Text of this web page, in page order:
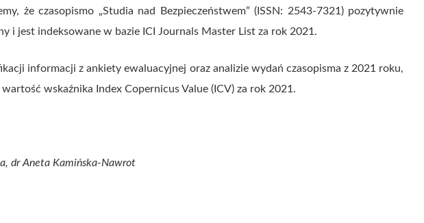
że czasopismo „Studia nad Bezpieczeństwem” (ISSN: 2543-7321) pozytywnie
i jest indeksowane w bazie ICI Journals Master List za rok 2021.
informacji z ankiety ewaluacyjnej oraz analizie wydań czasopisma z 2021 roku,
wartość wskaźnika Index Copernicus Value (ICV) za rok 2021.
dr Aneta Kamińska-Nawrot